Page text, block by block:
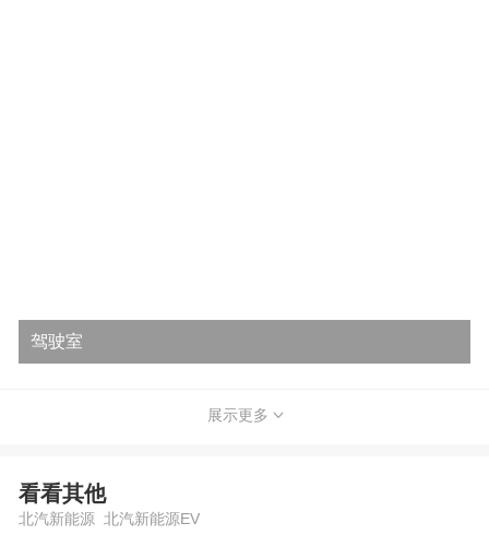
驾驶室
展示更多
看看其他
北汽新能源 北汽新能源EV